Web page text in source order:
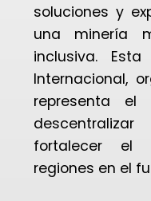
soluciones y
una minería
inclusiva.
Internacional,
representa el
fortalecer el
regiones en el